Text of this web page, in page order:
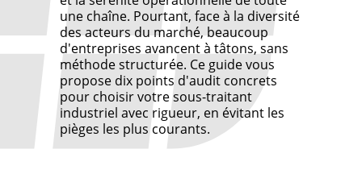
une chaîne. Pourtant, face à la diversité
des acteurs du marché, beaucoup
d'entreprises avancent à tâtons, sans
méthode structurée. Ce guide vous
propose dix points d'audit concrets
pour choisir votre sous-traitant
industriel avec rigueur, en évitant les
pièges les plus courants.